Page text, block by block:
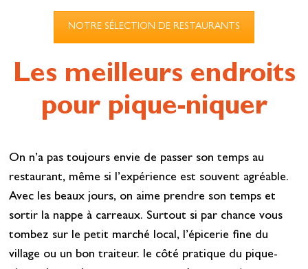
NOTRE SÉLECTION DE RESTAURANTS
Les meilleurs endroits
pour pique-niquer
On n’a pas toujours envie de passer son temps au
restaurant, même si l’expérience est souvent agréable.
Avec les beaux jours, on aime prendre son temps et
sortir la nappe à carreaux. Surtout si par chance vous
tombez sur le petit marché local, l’épicerie fine du
village ou un bon traiteur. le côté pratique du pique-